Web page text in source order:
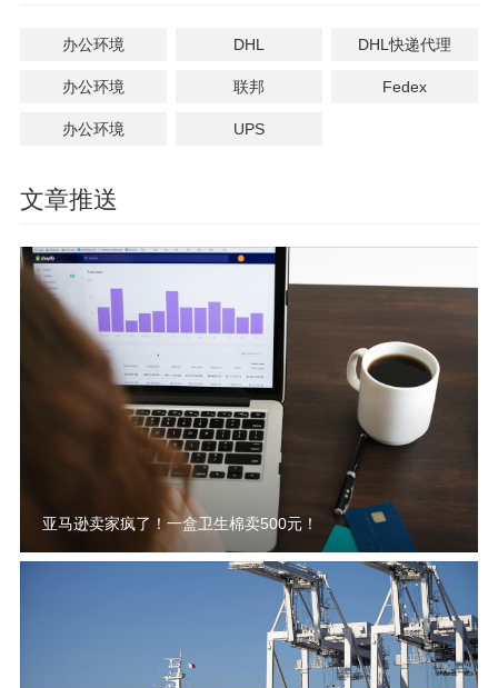
办公环境 DHL DHL快递代理
办公环境 联邦 Fedex
办公环境 UPS
文章推送
亚马逊卖家疯了！一盒卫生棉卖500元！